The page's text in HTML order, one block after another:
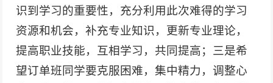
识到学习的重要性，充分利用此次难得的学习
资源和机会，补充专业知识，更新专业理论，
提高职业技能，互相学习，共同提高；三是希
望订单班同学要克服困难，集中精力，调整心